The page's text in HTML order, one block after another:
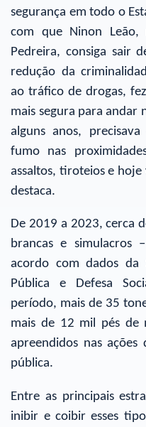
segurança em todo o
com que Ninon
Pedreira, consiga sair
redução da
ao tráfico de drogas,
mais segura para andar
alguns anos,
fumo nas
assaltos, tiroteios e
destaca.
De 2019 a 2023, cerca
brancas e simulacros
acordo com dados da
Pública e Defesa
período, mais de 35
mais de 12 mil pés de
apreendidos nas ações
pública.
Entre as principais
inibir e coibir esses